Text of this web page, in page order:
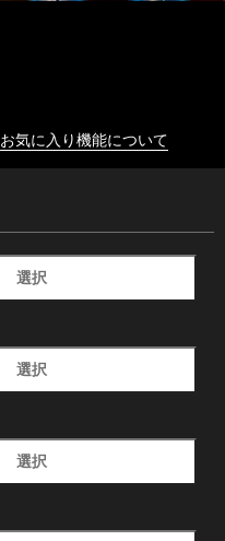
お気に入り機能について
選択
選択
選択